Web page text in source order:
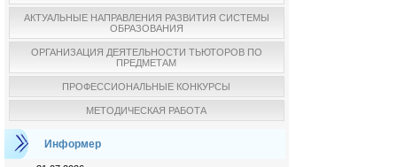
АКТУАЛЬНЫЕ НАПРАВЛЕНИЯ РАЗВИТИЯ СИСТЕМЫ
ОБРАЗОВАНИЯ
ОРГАНИЗАЦИЯ ДЕЯТЕЛЬНОСТИ ТЬЮТОРОВ ПО
ПРЕДМЕТАМ
ПРОФЕССИОНАЛЬНЫЕ КОНКУРСЫ
МЕТОДИЧЕСКАЯ РАБОТА
Информер